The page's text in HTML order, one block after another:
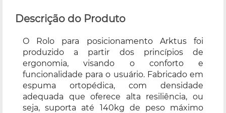
Descrição do Produto
O Rolo para posicionamento Arktus foi
produzido a partir dos princípios de
ergonomia, visando o conforto e
funcionalidade para o usuário. Fabricado em
espuma ortopédica, com densidade
adequada que oferece alta resiliência, ou
seja, suporta até 140kg de peso máximo